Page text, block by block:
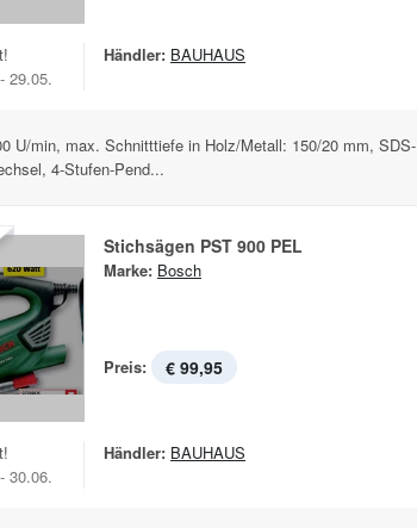
29.05.
Händler: BAUHAUS
U/min, max. Schnitttiefe in Holz/Metall: 150/20 mm, SDS-
4-Stufen-Pend...
Stichsägen PST 900 PEL
Marke: Bosch
Preis: € 99,95
30.06.
Händler: BAUHAUS